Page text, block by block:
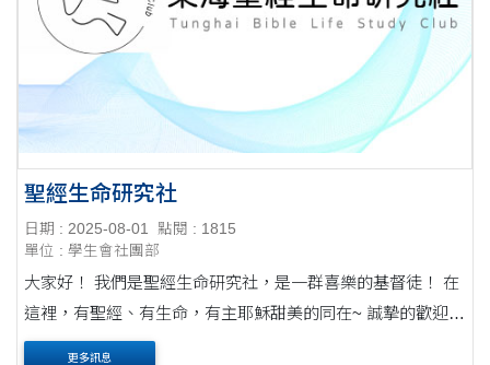
聖經生命研究社
日期 : 2025-08-01
點閱 : 1815
單位 : 學生會社團部
大家好！ 我們是聖經生命研究社，是一群喜樂的基督徒！ 在
這裡，有聖經、有生命，有主耶穌甜美的同在~ 誠摯的歡迎
你/妳與我們一同認識主耶穌！
更多訊息